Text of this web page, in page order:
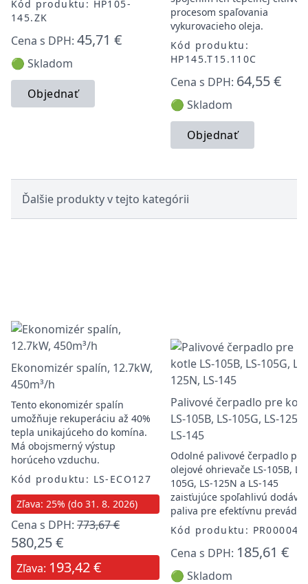
Kód produktu: HP105-
145.ZK
Cena s DPH: 45,71 €
🟢 Skladom
Objednať
procesom spaľovania
vykurovacieho oleja.
Kód produktu:
HP145.T15.110C
Cena s DPH: 64,55 €
🟢 Skladom
Objednať
Ďalšie produkty v tejto kategórii
Ekonomizér spalín, 12.7kW,
450m³/h
Tento ekonomizér spalín
umožňuje rekuperáciu až 40%
tepla unikajúceho do komína.
Má obojsmerný výstup
horúceho vzduchu.
Kód produktu: LS-ECO127
Zľava: 25% (do 31. 8. 2026)
Cena s DPH: 773,67 €
580,25 €
Zľava: 193,42 €
Palivové čerpadlo pre
LS-105B, LS-105G, LS-125N,
LS-145
Odolné palivové čerpadlo pre
olejové ohrievače LS-105B, LS-
105G, LS-125N a LS-145
zaisťujúce spoľahlivú
paliva pre efektívnu
Kód produktu: PR00004
Cena s DPH: 185,61 €
🟢 Skladom